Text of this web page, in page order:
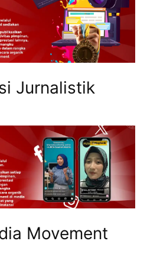
Jurnalistik
Movement